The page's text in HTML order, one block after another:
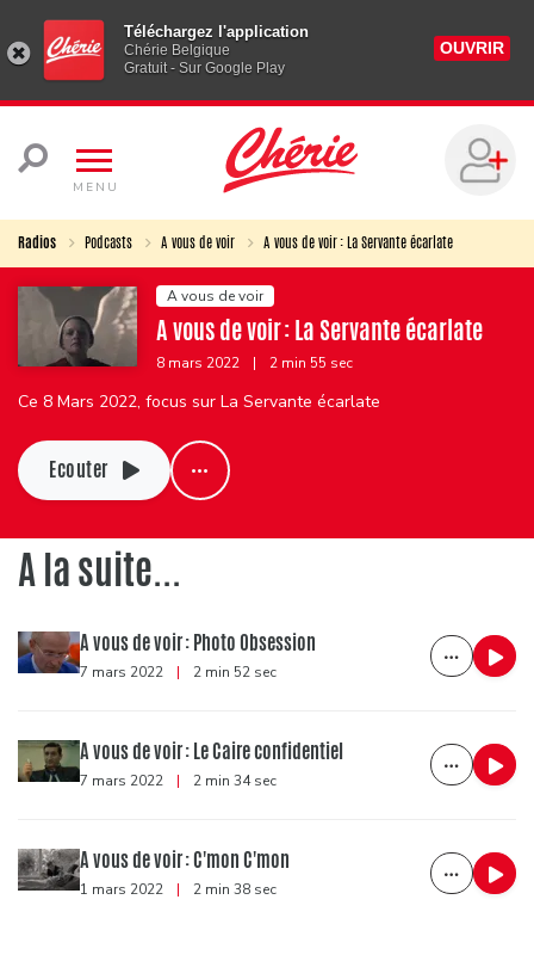
Téléchargez l'application
Chérie Belgique
Gratuit - Sur Google Play
OUVRIR
MENU
Radios Podcasts A vous de voir A vous de voir : La Servante écarlate
A vous de voir
A vous de voir : La Servante écarlate
8 mars 2022 | 2 min 55 sec
Ce 8 Mars 2022, focus sur La Servante écarlate
Ecouter
A la suite...
A vous de voir : Photo Obsession
7 mars 2022 | 2 min 52 sec
A vous de voir : Le Caire confidentiel
7 mars 2022 | 2 min 34 sec
A vous de voir : C'mon C'mon
1 mars 2022 | 2 min 38 sec